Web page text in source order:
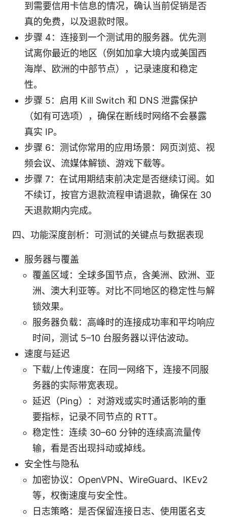
到需要信用卡信息的情况，确认当前促销是否
真的免费，以及退款时限。
步骤 4：连接到一个测试用的服务器。优先测
试离你最近的地区（例如加拿大境内或美国西
海岸、欧洲的中部节点），记录速度和稳定
性。
步骤 5：启用 Kill Switch 和 DNS 泄露保护
（如有可选项），确保在断线时网络不会暴露
真实 IP。
步骤 6：测试你常用的应用场景：网页浏览、视
频会议、流媒体解锁、游戏下载等。
步骤 7：在试用期结束前决定是否继续订阅。如
不续订，按官方退款流程申请退款，确保在 30
天退款期内完成。
四、功能深度剖析：可测试的关键点与数据表现
服务器与覆盖
覆盖区域：全球多国节点，含美洲、欧洲、亚
洲、澳大利亚等。对比不同地区的稳定性与解
锁效果。
服务器负载：高峰时的连接成功率和平均响应
时间，测试 5–10 台服务器以评估波动。
速度与延迟
下载/上传速度：在同一网络下，连接不同服
务器的实际带宽表现。
延迟（Ping）：对游戏或实时通话影响的重
要指标，记录不同节点的 RTT。
稳定性：连续 30–60 分钟的连续高流量传
输，看是否出现抖动或掉线。
安全性与隐私
加密协议：OpenVPN、WireGuard、IKEv2
等，权衡速度与安全性。
日志策略：是否保留连接日志、使用匿名支